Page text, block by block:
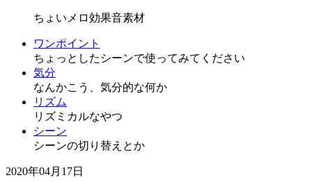
ちょいメロ効果音素材
ワンポイント
ちょっとしたシーンで使ってみてください
気分
なんかこう、気分的な何か
リズム
リズミカルなやつ
シーン
シーンの切り替えとか
2020年04月17日